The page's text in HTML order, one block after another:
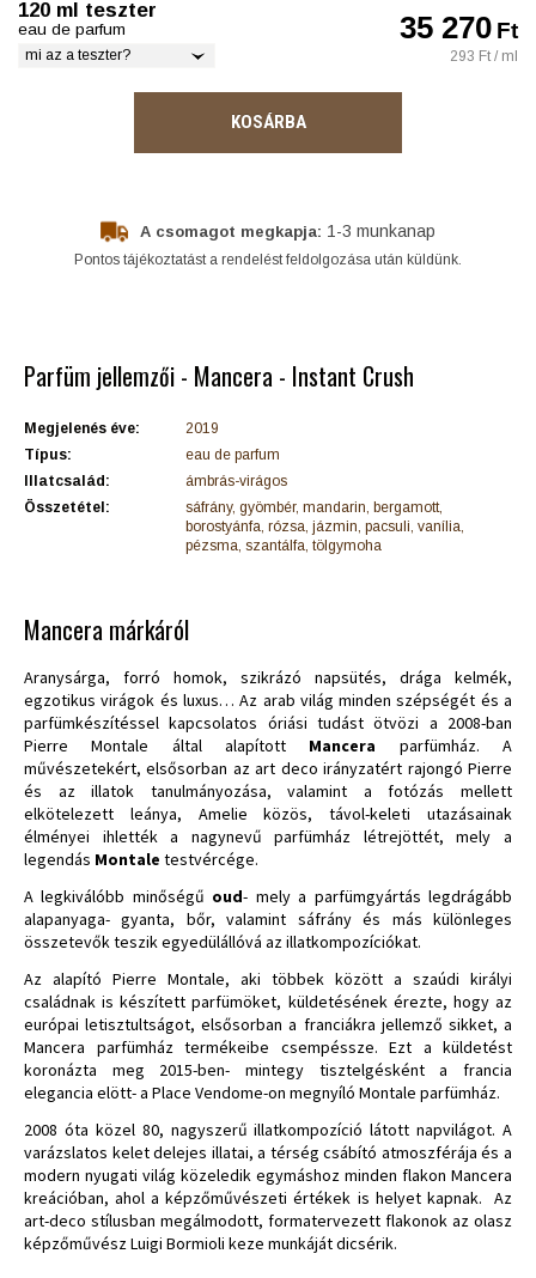
120 ml teszter
eau de parfum
mi az a teszter?
35 270Ft
293 Ft / ml
KOSÁRBA
A csomagot megkapja: 1-3 munkanap
Pontos tájékoztatást a rendelést feldolgozása után küldünk.
Parfüm jellemzői - Mancera - Instant Crush
Megjelenés éve:
2019
Típus:
eau de parfum
Illatcsalád:
ámbrás-virágos
Összetétel:
sáfrány, gyömbér, mandarin, bergamott,
borostyánfa, rózsa, jázmin, pacsuli, vanília,
pézsma, szantálfa, tölgymoha
Mancera márkáról
Aranysárga, forró homok, szikrázó napsütés, drága kelmék,
egzotikus virágok és luxus… Az arab világ minden szépségét és a
parfümkészítéssel kapcsolatos óriási tudást ötvözi a 2008-ban
Pierre Montale által alapított Mancera parfümház. A
művészetekért, elsősorban az art deco irányzatért rajongó Pierre
és az illatok tanulmányozása, valamint a fotózás mellett
elkötelezett leánya, Amelie közös, távol-keleti utazásainak
élményei ihlették a nagynevű parfümház létrejöttét, mely a
legendás Montale testvércége.
A legkiválóbb minőségű oud- mely a parfümgyártás legdrágább
alapanyaga- gyanta, bőr, valamint sáfrány és más különleges
összetevők teszik egyedülállóvá az illatkompozíciókat.
Az alapító Pierre Montale, aki többek között a szaúdi királyi
családnak is készített parfümöket, küldetésének érezte, hogy az
európai letisztultságot, elsősorban a franciákra jellemző sikket, a
Mancera parfümház termékeibe csempéssze. Ezt a küldetést
koronázta meg 2015-ben- mintegy tisztelgésként a francia
elegancia elött-a Place Vendome-on megnyíló Montale parfümház.
2008 óta közel 80, nagyszerű illatkompozíció látott napvilágot. A
varázslatos kelet delejes illatai, a térség csábító atmoszférája és a
modern nyugati világ közeledik egymáshoz minden flakon Mancera
kreációban, ahol a képzőművészeti értékek is helyet kapnak. Az
art-deco stílusban megálmodott, formatervezett flakonok az olasz
képzőművész Luigi Bormioli keze munkáját dicsérik.